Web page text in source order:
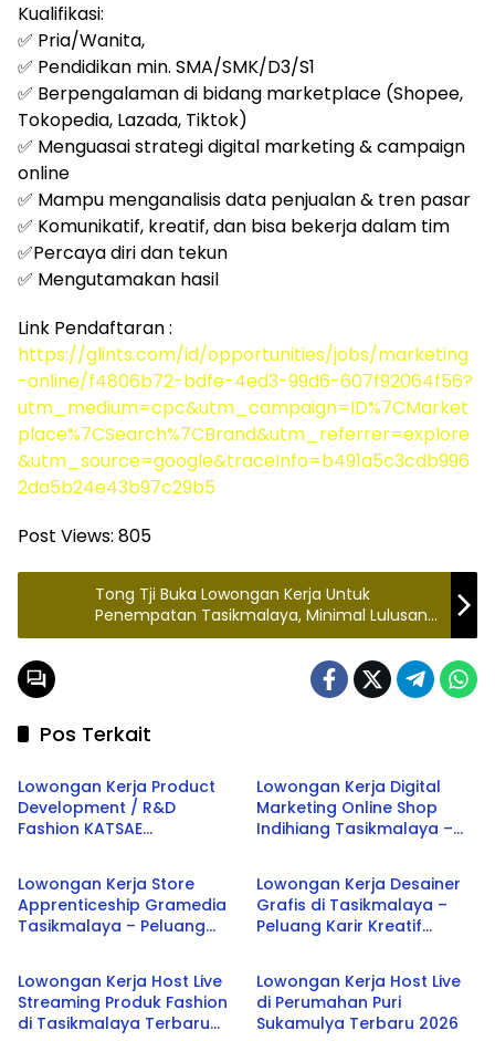
Kualifikasi:
✅ Pria/Wanita,
✅ Pendidikan min. SMA/SMK/D3/S1
✅ Berpengalaman di bidang marketplace (Shopee,
Tokopedia, Lazada, Tiktok)
✅ Menguasai strategi digital marketing & campaign
online
✅ Mampu menganalisis data penjualan & tren pasar
✅ Komunikatif, kreatif, dan bisa bekerja dalam tim
✅Percaya diri dan tekun
✅ Mengutamakan hasil
Link Pendaftaran :
https://glints.com/id/opportunities/jobs/marketing
-online/f4806b72-bdfe-4ed3-99d6-607f92064f56?
utm_medium=cpc&utm_campaign=ID%7CMarket
place%7CSearch%7CBrand&utm_referrer=explore
&utm_source=google&traceInfo=b491a5c3cdb996
2da5b24e43b97c29b5
Post Views: 805
Tong Tji Buka Lowongan Kerja Untuk
Penempatan Tasikmalaya, Minimal Lulusan
SMA SMK atau Diploma
Pos Terkait
Tasikmalaya
Lowongan Kerja Product
Development / R&D
Fashion KATSAE
Lowongan Kerja Digital
Marketing Online Shop
Indihiang Tasikmalaya –
Tasikmalaya
Lowongan Kerja Store
Apprenticeship Gramedia
Tasikmalaya – Peluang
Tasikmalaya
Lowongan Kerja Desainer
Grafis di Tasikmalaya –
Peluang Karir Kreatif
Tasikmalaya
Lowongan Kerja Host Live
Streaming Produk Fashion
di Tasikmalaya Terbaru
Tasikmalaya
Lowongan Kerja Host Live
di Perumahan Puri
Sukamulya Terbaru 2026